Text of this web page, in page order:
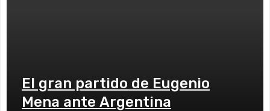
El gran partido de Eugenio
Mena ante Argentina